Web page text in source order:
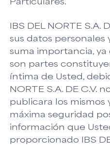
IBS DEL NORTE S.A.
sus datos personales
suma importancia, ya
son partes
íntima de Usted,
NORTE S.A. DE C.V.
publicara los mismos
máxima seguridad
información que
proporcionado IBS